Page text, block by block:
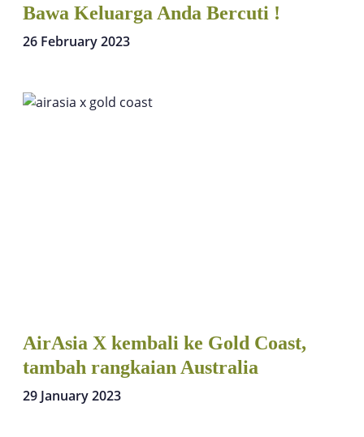
Bawa Keluarga Anda Bercuti !
26 February 2023
AirAsia X kembali ke Gold Coast,
tambah rangkaian Australia
29 January 2023